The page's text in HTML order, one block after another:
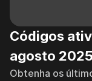
Códigos
agosto 2025
Obtenha os